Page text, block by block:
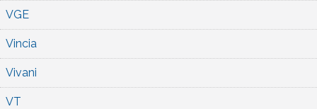
VGE
Vincia
Vivani
VT